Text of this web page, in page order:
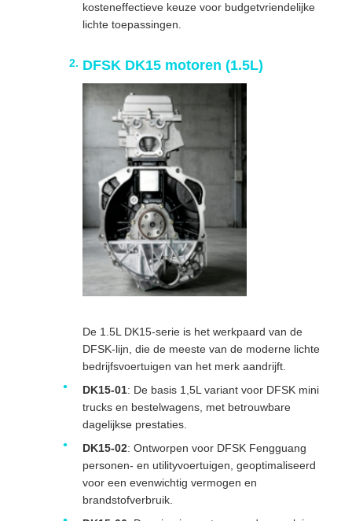
kosteneffectieve keuze voor budgetvriendelijke
lichte toepassingen.
DFSK DK15 motoren (1.5L)
De 1.5L DK15-serie is het werkpaard van de
DFSK-lijn, die de meeste van de moderne lichte
bedrijfsvoertuigen van het merk aandrijft.
DK15-01: De basis 1,5L variant voor DFSK mini
trucks en bestelwagens, met betrouwbare
dagelijkse prestaties.
DK15-02: Ontworpen voor DFSK Fengguang
personen- en utilityvoertuigen, geoptimaliseerd
voor een evenwichtig vermogen en
brandstofverbruik.